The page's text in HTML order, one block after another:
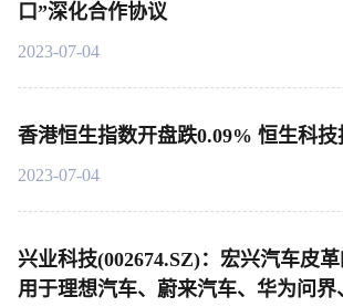
口”深化合作协议
2023-07-04
香港恒生指数开盘跌0.09% 恒生科技
2023-07-04
兴业科技(002674.SZ)：宏兴汽车皮
用于理想汽车、蔚来汽车、华为问界